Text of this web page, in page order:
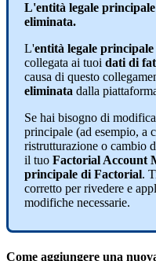
L'entità legale principale
eliminata.
L'entità legale principale
collegata ai tuoi dati di
causa di questo
eliminata dalla
Se hai bisogno di
principale (ad esempio, a
ristrutturazione o cambio
il tuo Factorial Account
principale di Factorial.
corretto per rivedere e
modifiche necessarie.
Come aggiungere una